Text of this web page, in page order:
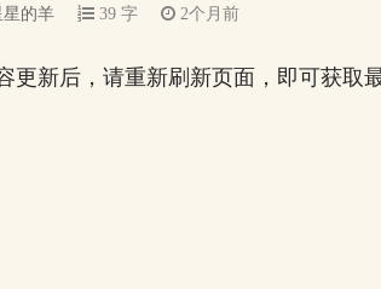
星的羊 39 字 2个月前
更新后，请重新刷新页面，即可获取